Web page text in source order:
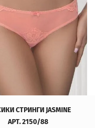
СТРИНГИ JASMINE
АРТ. 2150/88